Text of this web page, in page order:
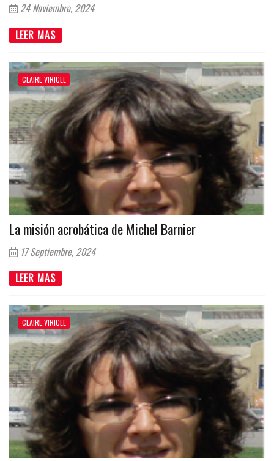
24 Noviembre, 2024
LEER MAS
CLAIRE VIRICEL
La misión acrobática de Michel Barnier
17 Septiembre, 2024
LEER MAS
CLAIRE VIRICEL